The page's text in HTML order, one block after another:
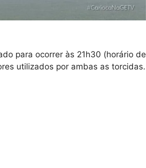
para ocorrer às 21h30 (horário de
utilizados por ambas as torcidas.